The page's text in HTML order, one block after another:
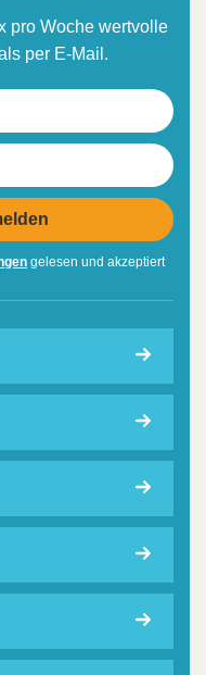
pro Woche wertvolle
per E-Mail.
gelesen und akzeptiert